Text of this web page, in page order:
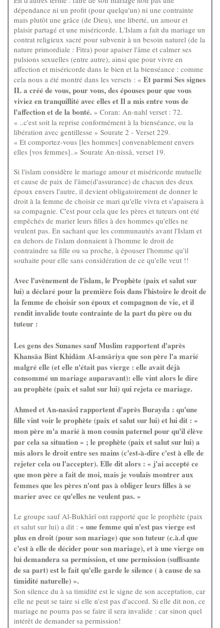
dépendance ni un profit (pour quelqu'un) ni une contrainte
mais plutôt une grâce (de Dieu), une liberté, un amour et
plaisir partagé et une miséricorde. L'Islam a fait du mariage un
contrat religieux sacré pour subvenir à un besoin naturel (de la
nature primordiale : Fitra) pour apaiser l'âme et calmer ses
pulsions sexuelles (entre autre), ainsi que pour vivre en
affection et miséricorde dans le bien et la bienséance : comme
cela nous a été montré dans les versets : « Et parmi Ses signes
IL a créé de vous, pour vous, des épouses pour que vous
viviez en tranquillité avec elles et Il a mis entre vous de
l'affection et de la bonté. » Coran: An-nahl verset : 72.
« ..c'est soit la reprise conformément à la bienséance, ou la
libération avec gentillesse » Sourate 2 - Verset 229.
« Et comportez-vous [les hommes] convenablement envers
elles [vos femmes]..» Sourate An-nissâ, verset 19.
Si l'islam considère le mariage amour et miséricorde mutuelle
et cause de paix de l'âme(d'assurance) de chacun des deux
époux envers l'autre, il devient obligatoirement de donner le
droit à la femme de choisir ce mari qu'elle vivra et s'apaisera à
sa compagnie. C'est pour cela que les pères et tuteurs ont été
empêchés de marier leurs filles à des hommes qu'elles ne
veulent pas. En sachant que les communautés avant l'Islam et
en dehors de l'islam donnaient à l'homme le droit de
contraindre sa fille ou sa proche, à épouser l'homme qu'il
souhaite pour elle sans considération de ce qu'elle veut !!
Avec l'avènement de l'islam, le Prophète (paix et salut sur
lui) a déclaré pour la première fois dans l'histoire le droit de
la femme de choisir son époux et compagnon de vie, et il
rendit invalide toute contrainte de la part du père ou du
tuteur :
Les gens des Sunanes sauf Muslim rapportent d'après
Khansâa Bint Khidâm Al-ansâriya que son père l'a marié
malgré elle (et elle n'était pas vierge : elle avait déjà
consommé un mariage auparavant): elle vint alors le dire
au prophète (paix et salut sur lui) qui rejeta ce mariage.
Ahmed et An-nasâsî rapportent d'après Burayda : qu'une
fille vint voir le prophète (paix et salut sur lui) et lui dit : «
mon père m'a marié à mon cousin paternel pour qu'il élève
par cela sa situation » ; le prophète (paix et salut sur lui) a
mis alors le droit entre ses mains (c'est-à-dire c'est à elle de
rejeter cela ou l'accepter). Elle dit alors : « j'ai accepté ce
que mon père a fait de moi, mais je voulais montrer aux
femmes que les pères n'ont pas à obliger leurs filles à se
marier avec ce qu'elles ne veulent pas. »
Le groupe sauf Al-Bukhârî ont rapporté que le prophète (paix
et salut sur lui) a dit : « une femme qui n'est pas vierge est
plus en droit (pour son mariage) que son tuteur (c.à.d que
c'est à elle de décider pour son mariage), et à une vierge on
lui demandera sa permission, et une permission (suffisante
de sa part) est le fait qu'elle garde le silence ( à cause de sa
timidité naturelle) ».
Son silence du à sa timidité est le signe de son acceptation, car
elle ne peut se taire si elle n'est pas d'accord. Si elle dit non, ce
mariage ne pourra pas se faire il sera invalide : car sinon quel
intérêt de demander sa permission!